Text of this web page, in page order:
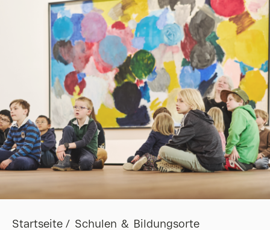
Startseite Schulen & Bildungsorte